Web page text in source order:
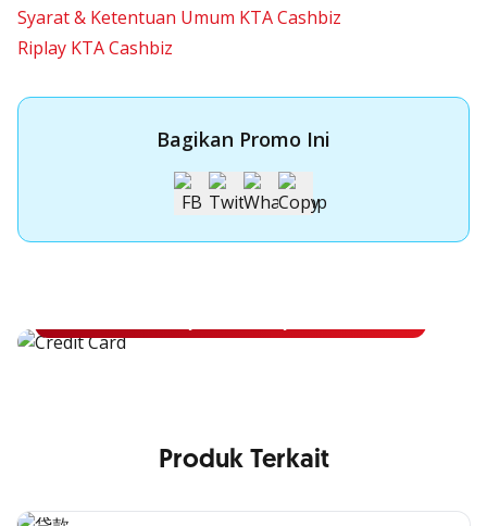
Syarat & Ketentuan Umum KTA Cashbiz
Riplay KTA Cashbiz
Bagikan Promo Ini
Apply Kartu Kredit OCBC NISP
Produk Terkait